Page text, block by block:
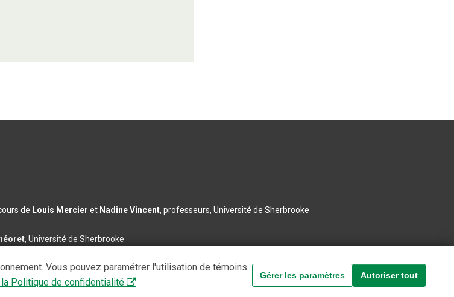
de Louis Mercier et Nadine Vincent, professeurs, Université de Sherbrooke
, Université de Sherbrooke
08-03
Vous pouvez paramétrer l'utilisation de témoins
Politique de confidentialité
Gérer les paramètres Autoriser tout